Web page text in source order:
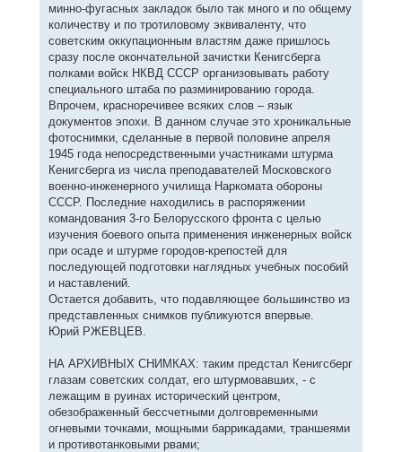
минно-фугасных закладок было так много и по общему
количеству и по тротиловому эквиваленту, что
советским оккупационным властям даже пришлось
сразу после окончательной зачистки Кенигсберга
полками войск НКВД СССР организовывать работу
специального штаба по разминированию города.
Впрочем, красноречивее всяких слов – язык
документов эпохи. В данном случае это хроникальные
фотоснимки, сделанные в первой половине апреля
1945 года непосредственными участниками штурма
Кенигсберга из числа преподавателей Московского
военно-инженерного училища Наркомата обороны
СССР. Последние находились в распоряжении
командования 3-го Белорусского фронта с целью
изучения боевого опыта применения инженерных войск
при осаде и штурме городов-крепостей для
последующей подготовки наглядных учебных пособий
и наставлений.
Остается добавить, что подавляющее большинство из
представленных снимков публикуются впервые.
Юрий РЖЕВЦЕВ.
НА АРХИВНЫХ СНИМКАХ: таким предстал Кенигсберг
глазам советских солдат, его штурмовавших, - с
лежащим в руинах исторический центром,
обезображенный бессчетными долговременными
огневыми точками, мощными баррикадами, траншеями
и противотанковыми рвами;